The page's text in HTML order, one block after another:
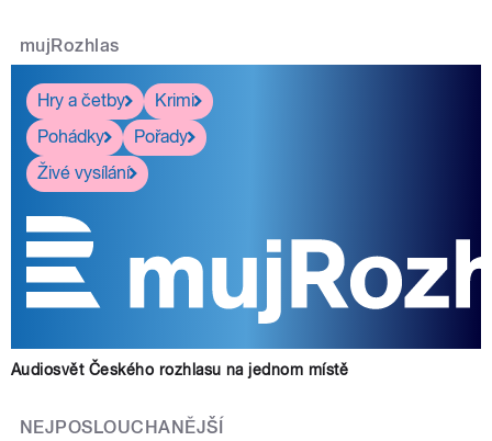
mujRozhlas
Hry a četby
Krimi
Pohádky
Pořady
Živé vysílání
Audiosvět Českého rozhlasu na jednom místě
NEJPOSLOUCHANĚJŠÍ